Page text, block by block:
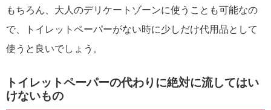
もちろん、大人のデリケートゾーンに使うことも可能なの
で、トイレットペーパーがない時に少しだけ代用品として
使うと良いでしょう。
トイレットペーパーの代わりに絶対に流してはい
けないもの